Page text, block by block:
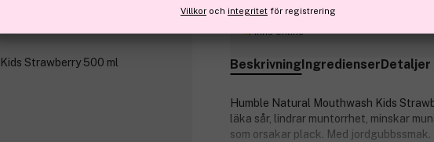
Finns online
BeskrivningIngredienserDetaljer
Humble Natural Mouthwash Kids
läka sår, lindrar muntorrhet, minskar
som orsakar plack. Med jordgubbssmak.
Villkor och integritet för registrering